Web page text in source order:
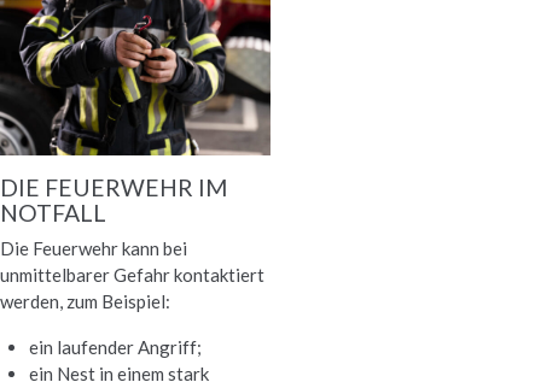
DIE FEUERWEHR IM
NOTFALL
Die Feuerwehr kann bei
unmittelbarer Gefahr kontaktiert
werden, zum Beispiel:
ein laufender Angriff;
ein Nest in einem stark